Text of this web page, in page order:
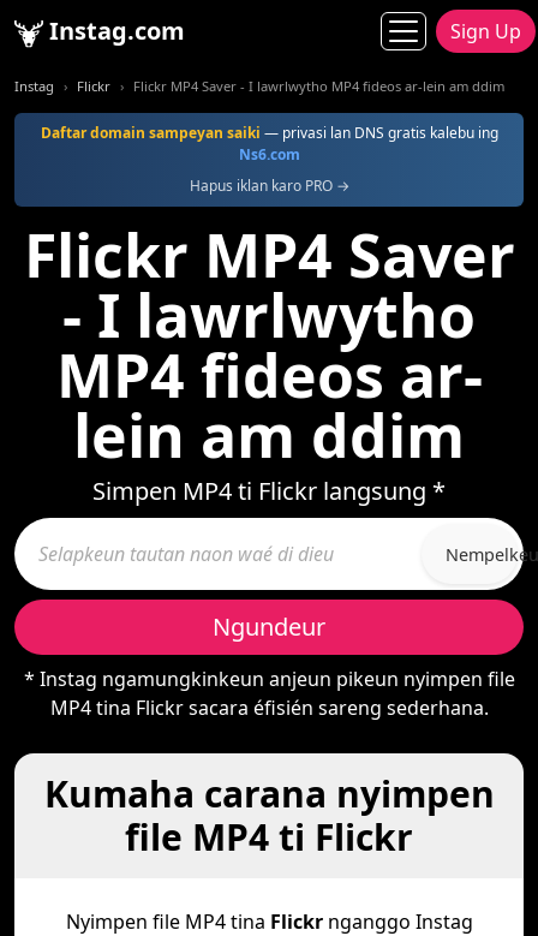
Instag.com Sign Up
Instag Flickr Flickr MP4 Saver - I lawrlwytho MP4 fideos ar-lein am ddim
Daftar domain sampeyan saiki — privasi lan DNS gratis kalebu ing
Ns6.com
Hapus iklan karo PRO →
Flickr MP4 Saver
- I lawrlwytho
MP4 fideos ar-
lein am ddim
Simpen MP4 ti Flickr langsung *
Ngundeur
* Instag ngamungkinkeun anjeun pikeun nyimpen file
MP4 tina Flickr sacara éfisién sareng sederhana.
Kumaha carana nyimpen
file MP4 ti Flickr
Nyimpen file MP4 tina Flickrnganggo Instag